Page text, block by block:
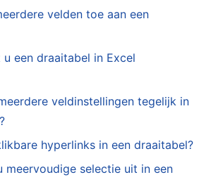
velden toe aan een
een draaitabel in Excel
veldinstellingen tegelijk in
hyperlinks in een draaitabel?
meervoudige selectie uit in een